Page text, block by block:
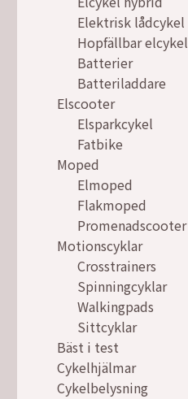
Elektrisk lådcykel
Hopfällbar elcykel
Batterier
Batteriladdare
Elscooter
Elsparkcykel
Fatbike
Moped
Elmoped
Flakmoped
Promenadscooter
Motionscyklar
Crosstrainers
Spinningcyklar
Walkingpads
Sittcyklar
Bäst i test
Cykelhjälmar
Cykelbelysning